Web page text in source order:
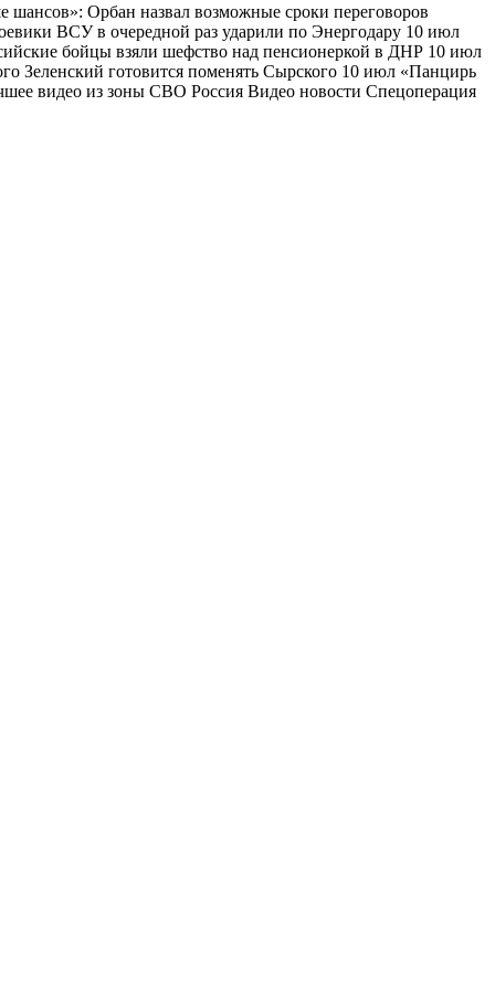
Орбан назвал возможные сроки переговоров
ВСУ в очередной раз ударили по Энергодару 10 июл
бойцы взяли шефство над пенсионеркой в ДНР 10 июл
Зеленский готовится поменять Сырского 10 июл «Панцирь
видео из зоны СВО Россия Видео новости Спецоперация